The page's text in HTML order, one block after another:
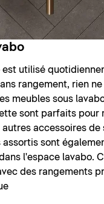
est utilisé
rangement, rien
meubles sous
sont parfaits pour
accessoires de
assortis sont
l'espace lavabo.
des rangements